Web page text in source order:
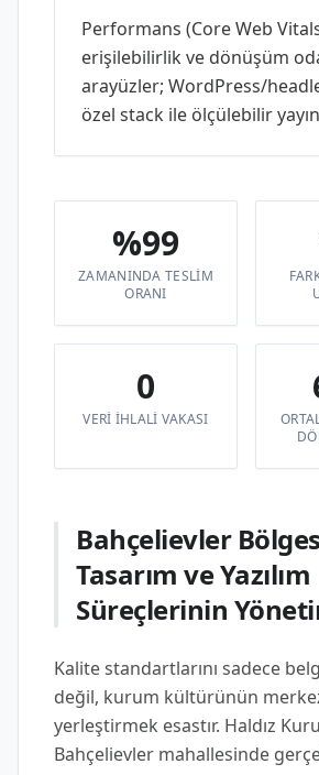
Performans (Core Web
erişilebilirlik ve dönüşüm
arayüzler; WordPress/
özel stack ile ölçülebilir
%99
ZAMANINDA TESLIM
ORANI
0
VERI IHLALI VAKASI
Bahçelievler
Tasarım ve Yazılım
Süreçlerinin
Kalite standartlarını sadece
değil, kurum kültürünün
yerleştirmek esastır. Haldız
Bahçelievler mahallesinde